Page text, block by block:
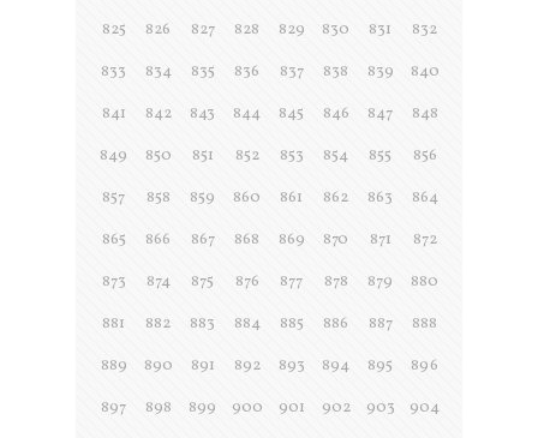
825
826 827 828 829 830 831
832
833
834 835 836 837 838 839
840
841
842 843 844 845 846 847
848
849
850 851 852 853 854 855
856
857
858 859 860 861 862 863
864
865
866 867 868 869 870 871
872
873
874 875 876 877 878 879
880
881
882 883 884 885 886 887
888
889
890 891 892 893 894 895
896
897
898 899 900 901 902 903
904